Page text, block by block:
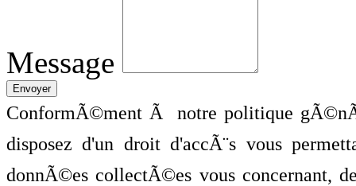
Message
ConformÃ©ment Ã notre politique
disposez d'un droit d'accÃ¨s vous
donnÃ©es collectÃ©es vous concernant,